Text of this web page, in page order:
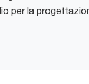
per la